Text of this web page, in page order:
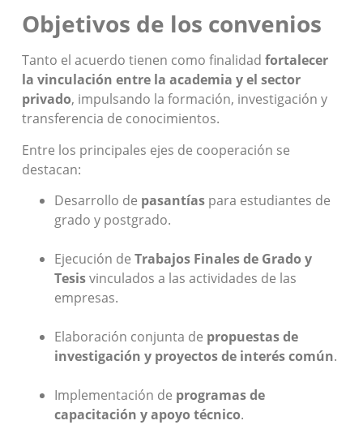
Objetivos de los convenios
Tanto el acuerdo tienen como finalidad fortalecer
la vinculación entre la academia y el sector
privado, impulsando la formación, investigación y
transferencia de conocimientos.
Entre los principales ejes de cooperación se
destacan:
Desarrollo de pasantías para estudiantes de
grado y postgrado.
Ejecución de Trabajos Finales de Grado y
Tesisvinculados a las actividades de las
empresas.
Elaboración conjunta de propuestas de
investigación y proyectos de interés común.
Implementación de programas de
capacitación y apoyo técnico.